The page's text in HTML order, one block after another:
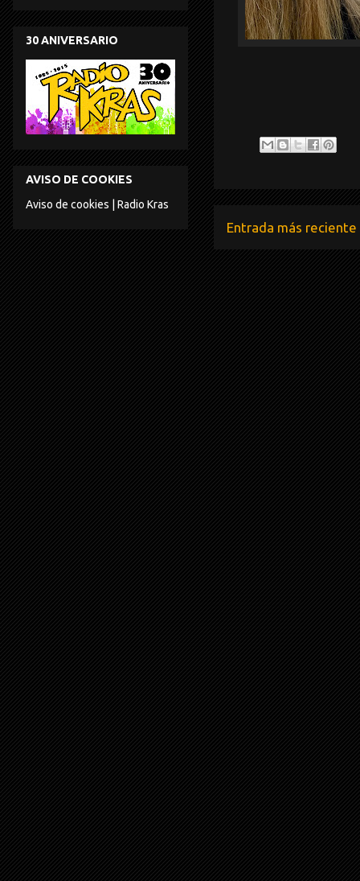
Entrada más reciente
30 ANIVERSARIO
AVISO DE COOKIES
Aviso de cookies | Radio Kras